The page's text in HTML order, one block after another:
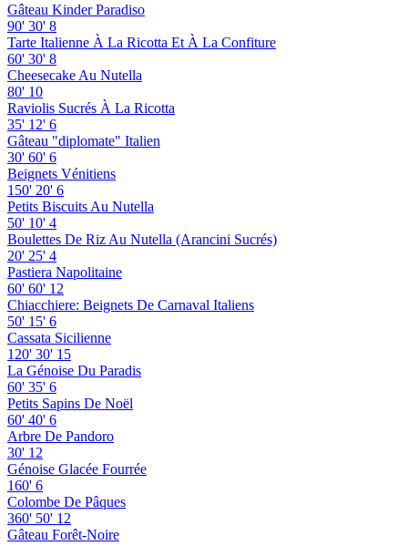
Gâteau Kinder Paradiso
90' 30' 8
Tarte Italienne À La Ricotta Et À La Confiture
60' 30' 8
Cheesecake Au Nutella
80' 10
Raviolis Sucrés À La Ricotta
35' 12' 6
Gâteau "diplomate" Italien
30' 60' 6
Beignets Vénitiens
150' 20' 6
Petits Biscuits Au Nutella
50' 10' 4
Boulettes De Riz Au Nutella (Arancini Sucrés)
20' 25' 4
Pastiera Napolitaine
60' 60' 12
Chiacchiere: Beignets De Carnaval Italiens
50' 15' 6
Cassata Sicilienne
120' 30' 15
La Génoise Du Paradis
60' 35' 6
Petits Sapins De Noël
60' 40' 6
Arbre De Pandoro
30' 12
Génoise Glacée Fourrée
160' 6
Colombe De Pâques
360' 50' 12
Gâteau Forêt-Noire